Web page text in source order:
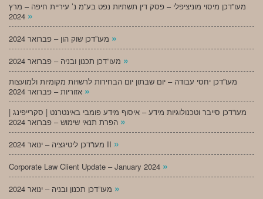
מעו”דכן מיסוי מוניציפלי – פסק דין תשתיות נפט בע”מ נ’ עיריית חיפה – מרץ
»
»
»
מעו”דכן יחסי עבודה – יום שבתון יום הבחירות לרשויות מקומיות ולמועצות
»
מעו”דכן סייבר וטכנולוגיות מידע – איסוף מידע פומבי באינטרנט | סקרייפינג |
»
מעו”דכן ליטיגציה – ינואר 2024 II »
Corporate Law Client Update – January 2024 »
»